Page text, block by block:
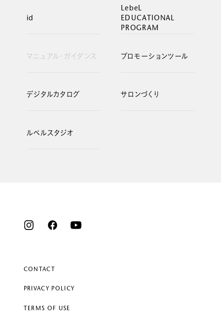
id
LebeL
EDUCATIONAL
PROGRAM
マニュアル・ガイダンス プロモーションツール
デジタルカタログ サロンづくり
ルベルスタジオ
CONTACT
PRIVACY POLICY
TERMS OF USE